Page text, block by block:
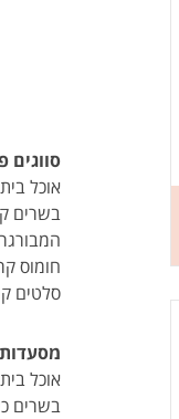
סווגים
אוכל
בשרים
חומוס
סלטים
אוכל
בשרים